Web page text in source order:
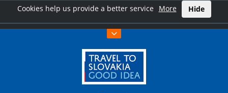
Cookies help us provide a better service More Hide